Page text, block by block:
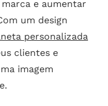
e aumentar
um design
personalizada
clientes e
imagem